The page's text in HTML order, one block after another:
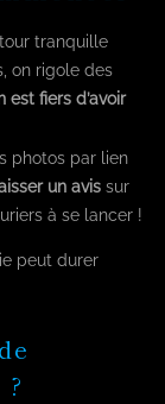
tranquille
on rigole des
est fiers d’avoir
photos par lien
un avis sur
à se lancer !
peut durer